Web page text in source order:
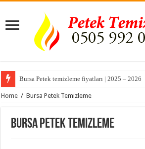
Bursa Petek temizleme fiyatları | 2025 – 2026
Home / Bursa Petek Temizleme
Bursa Petek Temizleme